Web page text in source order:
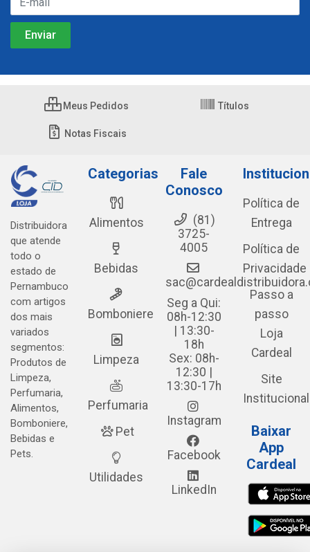
Meus Pedidos Títulos
Notas Fiscais
Distribuidora
que atende
todo o
estado de
Pernambuco
com artigos
dos mais
variados
segmentos:
Produtos de
Limpeza,
Perfumaria,
Alimentos,
Bomboniere,
Bebidas e
Pets.
Categorias
Alimentos
Bebidas
Bomboniere
Limpeza
Perfumaria
Pet
Utilidades
Fale
Conosco
(81)
3725-
4005
Seg a Qui:
08h-12:30
| 13:30-
18h
Sex: 08h-
12:30 |
13:30-17h
Instagram
Facebook
LinkedIn
Política de
Entrega
Política de
Privacidade
Passo a
passo
Loja
Cardeal
Site
Institucional
Baixar
App
Cardeal